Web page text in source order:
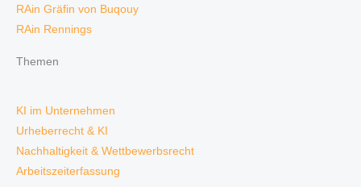
RAin Gräfin von Buqouy
RAin Rennings
Themen
KI im Unternehmen
Urheberrecht & KI
Nachhaltigkeit & Wettbewerbsrecht
Arbeitszeiterfassung